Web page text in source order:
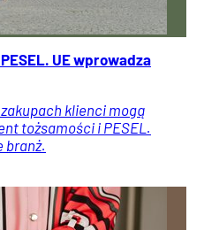
UE wprowadza
klienci mogą
tożsamości i PESEL.
branż.